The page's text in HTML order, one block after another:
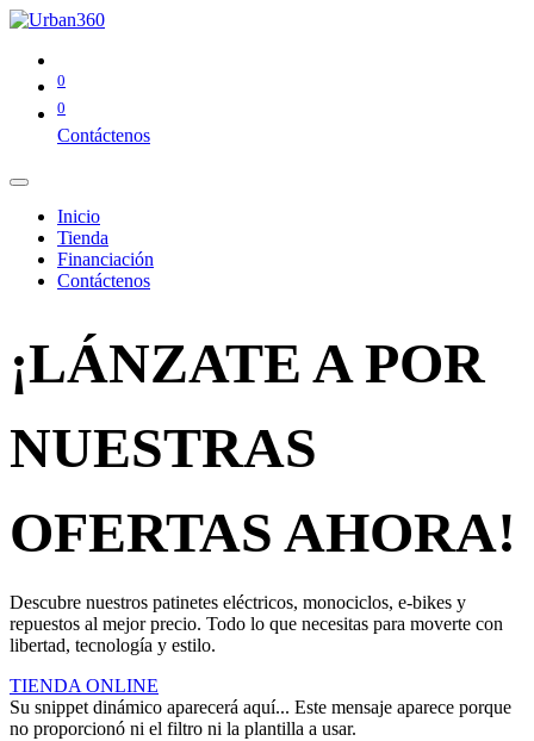
0
0
Contáctenos
Inicio
Tienda
Financiación
Contáctenos
¡LÁNZATE A POR
NUESTRAS
OFERTAS AHORA!
Descubre nuestros patinetes eléctricos, monociclos, e-bikes y
repuestos al mejor precio. Todo lo que necesitas para moverte con
libertad, tecnología y estilo.
TIENDA ONLINE
Su snippet dinámico aparecerá aquí... Este mensaje aparece porque
no proporcionó ni el filtro ni la plantilla a usar.